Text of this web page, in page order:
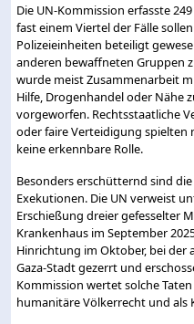
Die UN-Kommission erfasste
fast einem Viertel der Fälle
Polizeieinheiten beteiligt
anderen bewaffneten Gruppen
wurde meist Zusammenarbeit
Hilfe, Drogenhandel oder Nähe
vorgeworfen. Rechtsstaatliche
oder faire Verteidigung spielten
keine erkennbare Rolle.
Besonders erschütternd sind
Exekutionen. Die UN verweist
Erschießung dreier gefesselter
Krankenhaus im September
Hinrichtung im Oktober, bei der
Gaza-Stadt gezerrt und
Kommission wertet solche
humanitäre Völkerrecht und als